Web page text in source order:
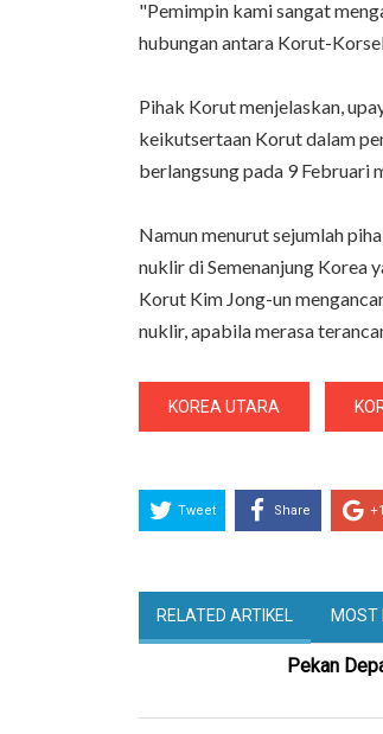
"Pemimpin kami sangat
hubungan antara Korut-
Pihak Korut menjelaskan,
keikutsertaan Korut dalam
berlangsung pada 9 Februari
Namun menurut sejumlah
nuklir di Semenanjung Korea
Korut Kim Jong-un
nuklir, apabila merasa
KOREA UTARA
Tweet Share +1
RELATED ARTIKEL MOST
Pekan